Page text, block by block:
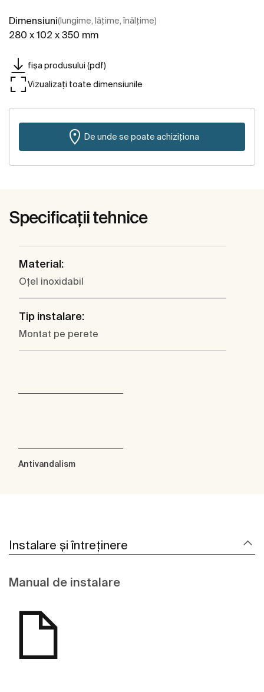
Dimensiuni(lungime, lățime, înălțime)
280 x 102 x 350 mm
fișa produsului (pdf)
Vizualizați toate dimensiunile
De unde se poate achiziționa
Specificații tehnice
Material:
Oţel inoxidabil
Tip instalare:
Montat pe perete
Antivandalism
Instalare și întreținere
Manual de instalare